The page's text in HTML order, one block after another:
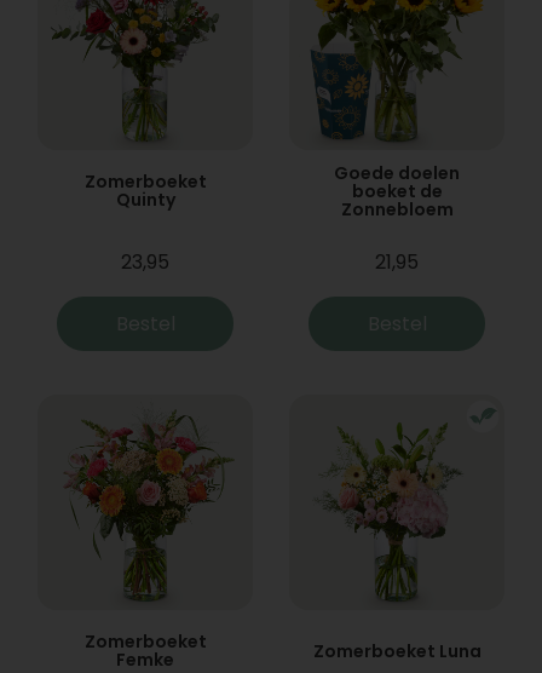
Zomerboeket
Quinty
23,95
Bestel
Goede doelen
boeket de
Zonnebloem
21,95
Bestel
Zomerboeket
Femke Zomerboeket Luna